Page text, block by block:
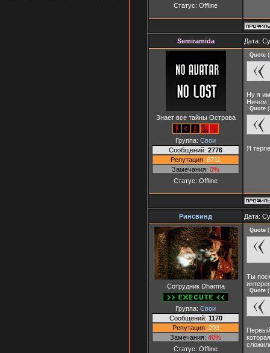
Статус: Offline
Semiramida Дата:
Знает все тайны Острова
Группа: Свои
Сообщений: 2776
Репутация: 6711
Замечания: 0%
Статус: Offline
Quote (
Ну я
Ничем,
Quote (
Я
Ринсвинд Дата:
Сотрудник Dharma
Группа: Свои
Сообщений: 1170
Репутация: 293
Замечания: 40%
Статус: Offline
Quote (
Ты
Quote (